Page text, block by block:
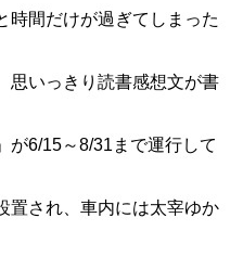
時間だけが過ぎてしまった
思いっきり読書感想文が書
」が6/15～8/31まで運行して
置され、車内には太宰ゆか